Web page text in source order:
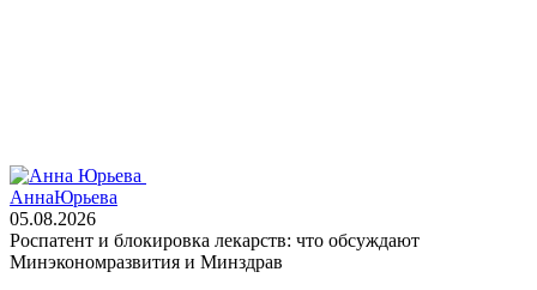
АннаЮрьева
05.08.2026
Роспатент и блокировка лекарств: что обсуждают
Минэкономразвития и Минздрав